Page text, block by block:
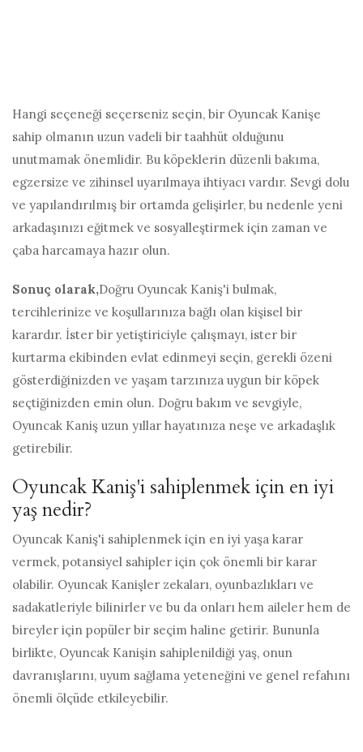
Hangi seçeneği seçerseniz seçin, bir Oyuncak Kanişe
sahip olmanın uzun vadeli bir taahhüt olduğunu
unutmamak önemlidir. Bu köpeklerin düzenli bakıma,
egzersize ve zihinsel uyarılmaya ihtiyacı vardır. Sevgi dolu
ve yapılandırılmış bir ortamda gelişirler, bu nedenle yeni
arkadaşınızı eğitmek ve sosyalleştirmek için zaman ve
çaba harcamaya hazır olun.
Sonuç olarak,Doğru Oyuncak Kaniş'i bulmak,
tercihlerinize ve koşullarınıza bağlı olan kişisel bir
karardır. İster bir yetiştiriciyle çalışmayı, ister bir
kurtarma ekibinden evlat edinmeyi seçin, gerekli özeni
gösterdiğinizden ve yaşam tarzınıza uygun bir köpek
seçtiğinizden emin olun. Doğru bakım ve sevgiyle,
Oyuncak Kaniş uzun yıllar hayatınıza neşe ve arkadaşlık
getirebilir.
Oyuncak Kaniş'i sahiplenmek için en iyi
yaş nedir?
Oyuncak Kaniş'i sahiplenmek için en iyi yaşa karar
vermek, potansiyel sahipler için çok önemli bir karar
olabilir. Oyuncak Kanişler zekaları, oyunbazlıkları ve
sadakatleriyle bilinirler ve bu da onları hem aileler hem de
bireyler için popüler bir seçim haline getirir. Bununla
birlikte, Oyuncak Kanişin sahiplenildiği yaş, onun
davranışlarını, uyum sağlama yeteneğini ve genel refahını
önemli ölçüde etkileyebilir.